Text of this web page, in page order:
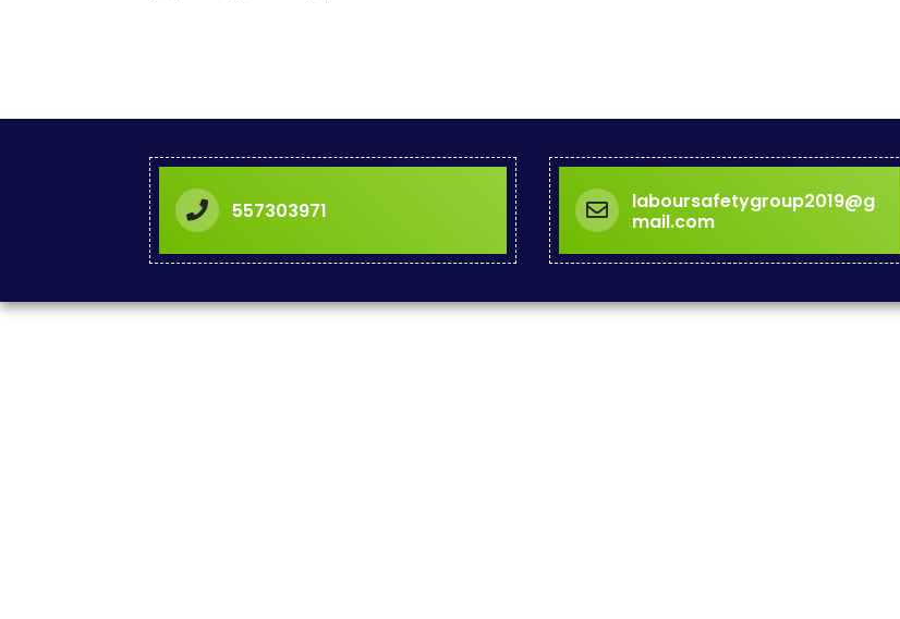
557303971
laboursafetygroup2019@g
mail.com